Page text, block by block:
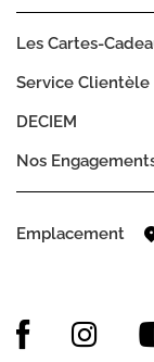
DECIEM
Nos
Service Clientèle
Les Cartes-
Emplacement